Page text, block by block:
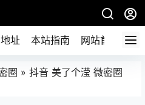
址 本站指南 网站首页
圈 » 抖音 美了个滢 微密圈